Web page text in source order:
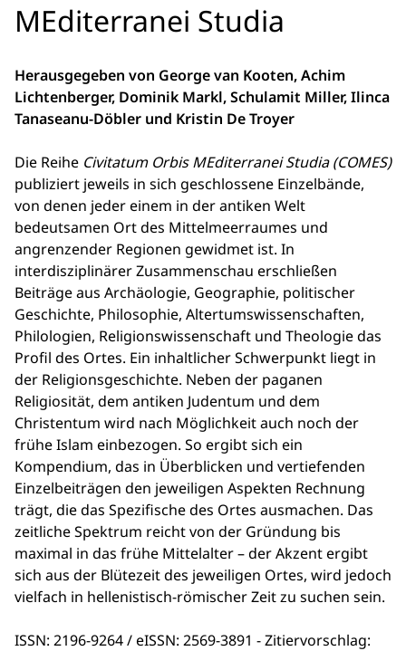
MEditerranei Studia
Herausgegeben von George van Kooten, Achim
Lichtenberger, Dominik Markl, Schulamit Miller, Ilinca
Tanaseanu-Döbler und Kristin De Troyer
Die Reihe Civitatum Orbis MEditerranei Studia (COMES)
publiziert jeweils in sich geschlossene Einzelbände,
von denen jeder einem in der antiken Welt
bedeutsamen Ort des Mittelmeerraumes und
angrenzender Regionen gewidmet ist. In
interdisziplinärer Zusammenschau erschließen
Beiträge aus Archäologie, Geographie, politischer
Geschichte, Philosophie, Altertumswissenschaften,
Philologien, Religionswissenschaft und Theologie das
Profil des Ortes. Ein inhaltlicher Schwerpunkt liegt in
der Religionsgeschichte. Neben der paganen
Religiosität, dem antiken Judentum und dem
Christentum wird nach Möglichkeit auch noch der
frühe Islam einbezogen. So ergibt sich ein
Kompendium, das in Überblicken und vertiefenden
Einzelbeiträgen den jeweiligen Aspekten Rechnung
trägt, die das Spezifische des Ortes ausmachen. Das
zeitliche Spektrum reicht von der Gründung bis
maximal in das frühe Mittelalter – der Akzent ergibt
sich aus der Blütezeit des jeweiligen Ortes, wird jedoch
vielfach in hellenistisch-römischer Zeit zu suchen sein.
ISSN: 2196-9264 / eISSN: 2569-3891 - Zitiervorschlag: